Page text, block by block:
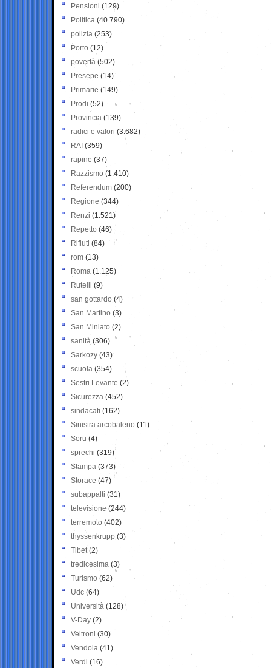
Pensioni (129)
Politica (40.790)
polizia (253)
Porto (12)
povertà (502)
Presepe (14)
Primarie (149)
Prodi (52)
Provincia (139)
radici e valori (3.682)
RAI (359)
rapine (37)
Razzismo (1.410)
Referendum (200)
Regione (344)
Renzi (1.521)
Repetto (46)
Rifiuti (84)
rom (13)
Roma (1.125)
Rutelli (9)
san gottardo (4)
San Martino (3)
San Miniato (2)
sanità (306)
Sarkozy (43)
scuola (354)
Sestri Levante (2)
Sicurezza (452)
sindacati (162)
Sinistra arcobaleno (11)
Soru (4)
sprechi (319)
Stampa (373)
Storace (47)
subappalti (31)
televisione(244)
terremoto (402)
thyssenkrupp (3)
Tibet(2)
tredicesima (3)
Turismo (62)
Udc (64)
Università (128)
V-Day (2)
Veltroni (30)
Vendola (41)
Verdi (16)